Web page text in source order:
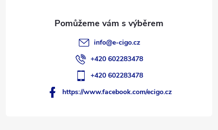
info@e-cigo.cz
+420 602283478
+420 602283478
https://www.facebook.com/ecigo.cz